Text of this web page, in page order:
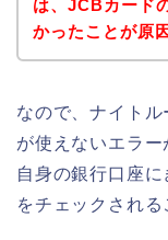
は、JCBカード
かったことが原
なので、ナイト
が使えないエラ
自身の銀行口座
をチェックされる